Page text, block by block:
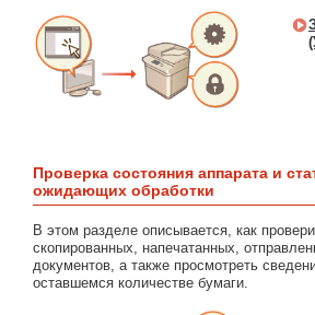
Проверка состояния аппарата и
ожидающих обработки
В этом разделе описывается, как
скопированных, напечатанных,
документов, а также просмотреть
оставшемся количестве бумаги.